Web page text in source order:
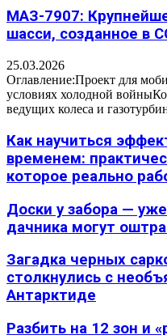
МАЗ-7907:
шасси, созданное в
25.03.2026
Оглавление:Проект для
условиях холодной
ведущих колеса и
Как научиться
временем:
которое реально
Доски у забора —
дачника могут
Загадка черных
столкнулись с
Антарктиде
Разбить на 12 зон и